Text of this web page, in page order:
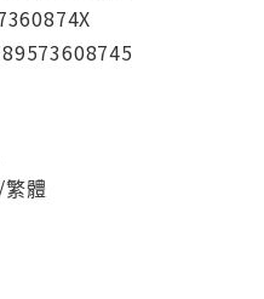
體